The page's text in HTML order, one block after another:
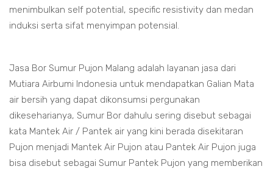
menimbulkan self potential, specific resistivity dan medan
induksi serta sifat menyimpan potensial.
Jasa Bor Sumur Pujon Malang adalah layanan jasa dari
Mutiara Airbumi Indonesia untuk mendapatkan Galian Mata
air bersih yang dapat dikonsumsi pergunakan
dikeseharianya, Sumur Bor dahulu sering disebut sebagai
kata Mantek Air / Pantek air yang kini berada disekitaran
Pujon menjadi Mantek Air Pujon atau Pantek Air Pujon juga
bisa disebut sebagai Sumur Pantek Pujon yang memberikan